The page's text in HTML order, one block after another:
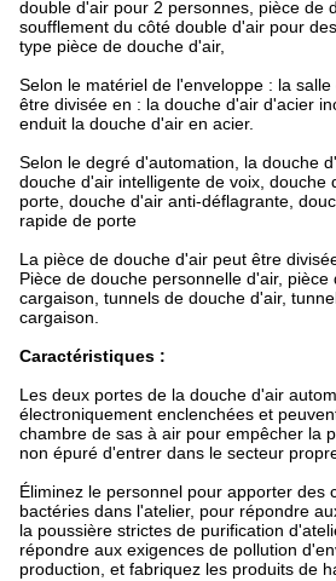
double d'air pour 2 personnes, pièce de
soufflement du côté double d'air pour
type pièce de douche d'air,
Selon le matériel de l'enveloppe : la
être divisée en : la douche d'air d'acier
enduit la douche d'air en acier.
Selon le degré d'automation, la douche
douche d'air intelligente de voix, douche
porte, douche d'air anti-déflagrante,
rapide de porte
La pièce de douche d'air peut être
Pièce de douche personnelle d'air, pièce
cargaison, tunnels de douche d'air,
cargaison.
Caractéristiques :
Les deux portes de la douche d'air
électroniquement enclenchées et
chambre de sas à air pour empêcher la
non épuré d'entrer dans le secteur
Éliminez le personnel pour apporter des
bactéries dans l'atelier, pour répondre
la poussière strictes de purification
répondre aux exigences de pollution
production, et fabriquez les produits de